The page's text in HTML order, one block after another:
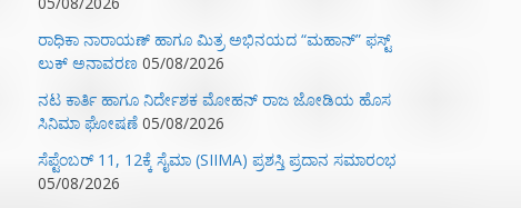
ರಾಧಿಕಾ ನಾರಾಯಣ್ ಹಾಗೂ ಮಿತ್ರ ಅಭಿನಯದ “ಮಹಾನ್” ಫಸ್ಟ್
ಲುಕ್ ಅನಾವರಣ 05/08/2026
ನಟ ಕಾರ್ತಿ ಹಾಗೂ ನಿರ್ದೇಶಕ ಮೋಹನ್ ರಾಜ ಜೋಡಿಯ ಹೊಸ
ಸಿನಿಮಾ ಘೋಷಣೆ 05/08/2026
ಸೆಪ್ಟೆಂಬರ್ 11, 12ಕ್ಕೆ ಸೈಮಾ (SIIMA) ಪ್ರಶಸ್ತಿ ಪ್ರದಾನ ಸಮಾರಂಭ
05/08/2026